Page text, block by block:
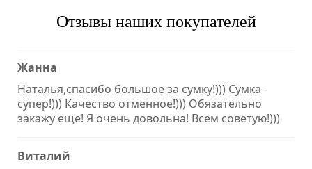
Отзывы наших покупателей
Жанна
Наталья,спасибо большое за сумку!))) Сумка -
супер!))) Качество отменное!))) Обязательно
закажу еще! Я очень довольна! Всем советую!)))
Виталий